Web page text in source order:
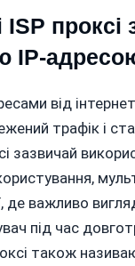
проксі
IP-
від
трафік і
зазвичай
де важливо
під час
також